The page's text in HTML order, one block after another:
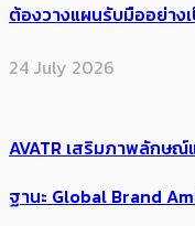
ต้องวางแผนรับมืออย่าง
24 July 2026
AVATR เสริมภาพลักษณ์
ฐานะ Global Brand